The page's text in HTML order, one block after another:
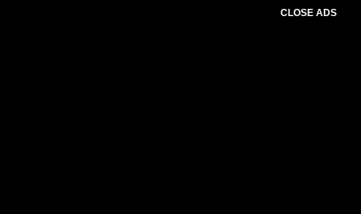
CLOSE ADS